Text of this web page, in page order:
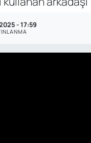
- 17:59